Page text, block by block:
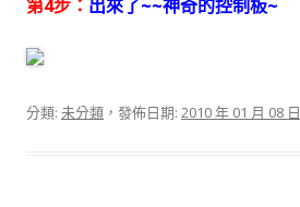
第4步： 出來了~~神奇的控制板~
分類: 未分類 ，發佈日期: 2010 年 01 月 08 日